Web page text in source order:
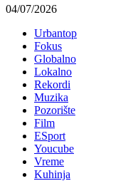
04/07/2026
Urbantop
Fokus
Globalno
Lokalno
Rekordi
Muzika
Pozorište
Film
ESport
Youcube
Vreme
Kuhinja